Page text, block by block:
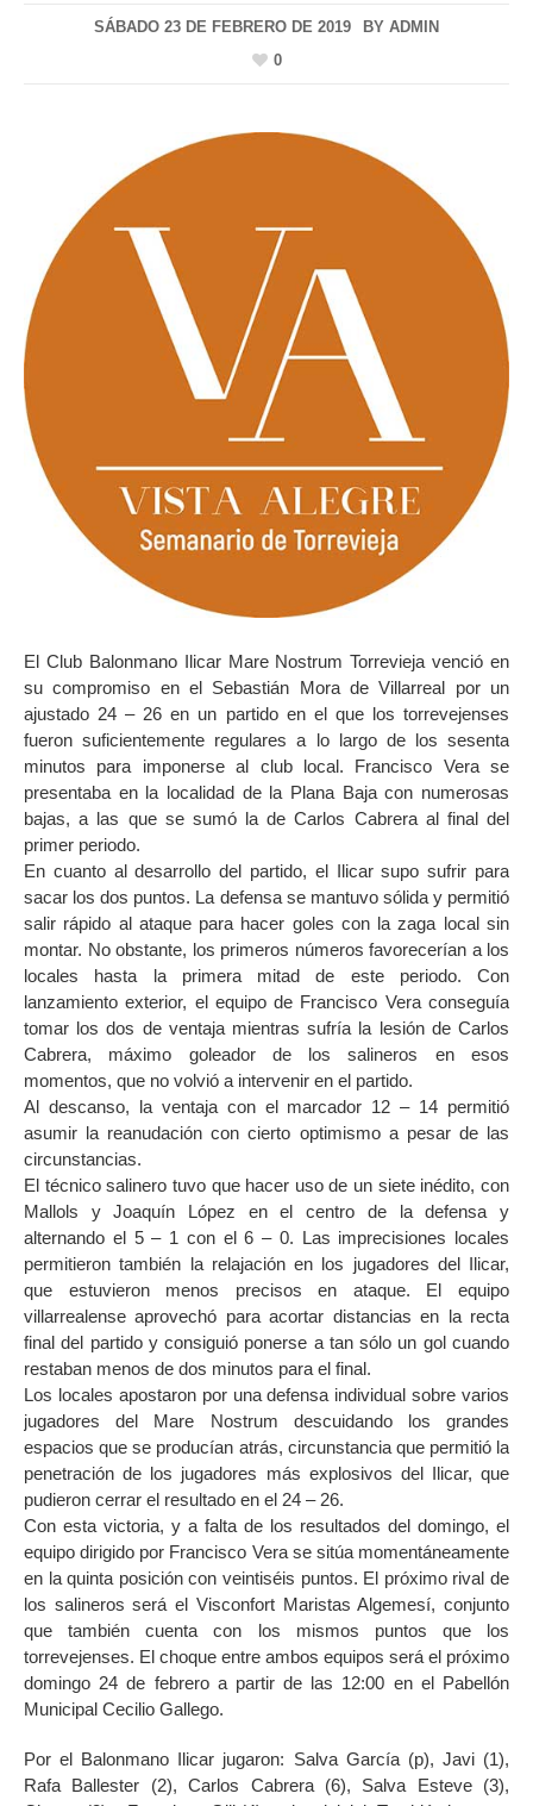
SÁBADO 23 DE FEBRERO DE 2019 BY ADMIN
0
El Club Balonmano Ilicar Mare Nostrum Torrevieja venció en
su compromiso en el Sebastián Mora de Villarreal por un
ajustado 24 – 26 en un partido en el que los torrevejenses
fueron suficientemente regulares a lo largo de los sesenta
minutos para imponerse al club local. Francisco Vera se
presentaba en la localidad de la Plana Baja con numerosas
bajas, a las que se sumó la de Carlos Cabrera al final del
primer periodo.
En cuanto al desarrollo del partido, el Ilicar supo sufrir para
sacar los dos puntos. La defensa se mantuvo sólida y permitió
salir rápido al ataque para hacer goles con la zaga local sin
montar. No obstante, los primeros números favorecerían a los
locales hasta la primera mitad de este periodo. Con
lanzamiento exterior, el equipo de Francisco Vera conseguía
tomar los dos de ventaja mientras sufría la lesión de Carlos
Cabrera, máximo goleador de los salineros en esos
momentos, que no volvió a intervenir en el partido.
Al descanso, la ventaja con el marcador 12 – 14 permitió
asumir la reanudación con cierto optimismo a pesar de las
circunstancias.
El técnico salinero tuvo que hacer uso de un siete inédito, con
Mallols y Joaquín López en el centro de la defensa y
alternando el 5 – 1 con el 6 – 0. Las imprecisiones locales
permitieron también la relajación en los jugadores del Ilicar,
que estuvieron menos precisos en ataque. El equipo
villarrealense aprovechó para acortar distancias en la recta
final del partido y consiguió ponerse a tan sólo un gol cuando
restaban menos de dos minutos para el final.
Los locales apostaron por una defensa individual sobre varios
jugadores del Mare Nostrum descuidando los grandes
espacios que se producían atrás, circunstancia que permitió la
penetración de los jugadores más explosivos del Ilicar, que
pudieron cerrar el resultado en el 24 – 26.
Con esta victoria, y a falta de los resultados del domingo, el
equipo dirigido por Francisco Vera se sitúa momentáneamente
en la quinta posición con veintiséis puntos. El próximo rival de
los salineros será el Visconfort Maristas Algemesí, conjunto
que también cuenta con los mismos puntos que los
torrevejenses. El choque entre ambos equipos será el próximo
domingo 24 de febrero a partir de las 12:00 en el Pabellón
Municipal Cecilio Gallego.
Por el Balonmano Ilicar jugaron: Salva García (p), Javi (1),
Rafa Ballester (2), Carlos Cabrera (6), Salva Esteve (3),